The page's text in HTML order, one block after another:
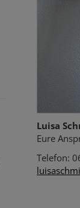
Luisa
Eure
Telefon: